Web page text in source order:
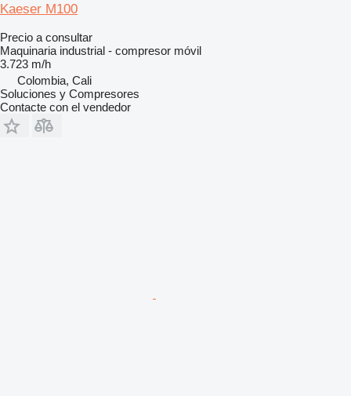
Kaeser M100
Precio a consultar
Maquinaria industrial - compresor móvil
3.723 m/h
Colombia, Cali
Soluciones y Compresores
Contacte con el vendedor